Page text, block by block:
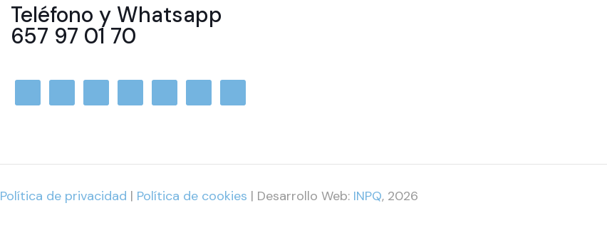
Teléfono y Whatsapp
657 97 01 70
Política de privacidad | Política de cookies | Desarrollo Web: INPQ, 2026